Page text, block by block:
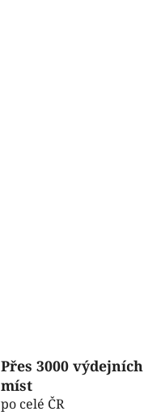
Přes 3000 výdejních
míst
po celé ČR